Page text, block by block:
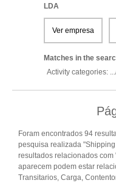
LDA
Ver empresa
Matches in the
Activity categories: ...
Foram encontrados 94
pesquisa realizada
resultados relacionados com
aparecem podem estar
Transitarios, Carga,